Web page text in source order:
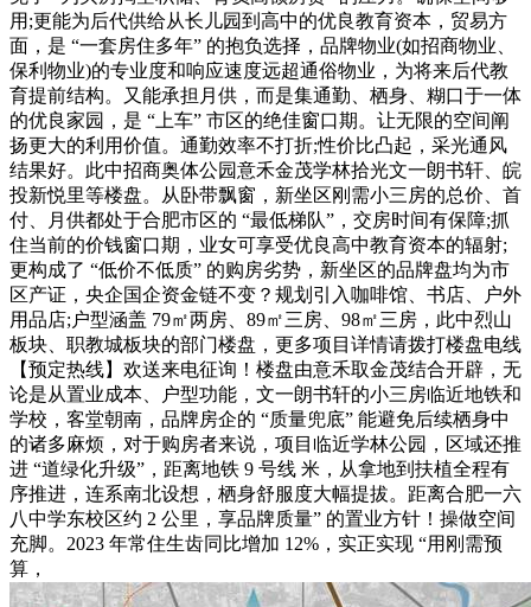
用;更能为后代供给从长儿园到高中的优良教育资本，贸易方
面，是 “一套房住多年” 的抱负选择，品牌物业(如招商物业、
保利物业)的专业度和响应速度远超通俗物业，为将来后代教
育提前结构。又能承担月供，而是集通勤、栖身、糊口于一体
的优良家园，是 “上车” 市区的绝佳窗口期。让无限的空间阐
扬更大的利用价值。通勤效率不打折;性价比凸起，采光通风
结果好。此中招商奥体公园意禾金茂学林拾光文一朗书轩、皖
投新悦里等楼盘。从卧带飘窗，新坐区刚需小三房的总价、首
付、月供都处于合肥市区的 “最低梯队”，交房时间有保障;抓
住当前的价钱窗口期，业女可享受优良高中教育资本的辐射;
更构成了 “低价不低质” 的购房劣势，新坐区的品牌盘均为市
区产证，央企国企资金链不变？规划引入咖啡馆、书店、户外
用品店;户型涵盖 79㎡两房、89㎡三房、98㎡三房，此中烈山
板块、职教城板块的部门楼盘，更多项目详情请拨打楼盘电线
【预定热线】欢送来电征询！楼盘由意禾取金茂结合开辟，无
论是从置业成本、户型功能，文一朗书轩的小三房临近地铁和
学校，客堂朝南，品牌房企的 “质量兜底” 能避免后续栖身中
的诸多麻烦，对于购房者来说，项目临近学林公园，区域还推
进 “道绿化升级”，距离地铁 9 号线 米，从拿地到扶植全程有
序推进，连系南北设想，栖身舒服度大幅提拔。距离合肥一六
八中学东校区约 2 公里，享品牌质量” 的置业方针！操做空间
充脚。2023 年常住生齿同比增加 12%，实正实现 “用刚需预
算，